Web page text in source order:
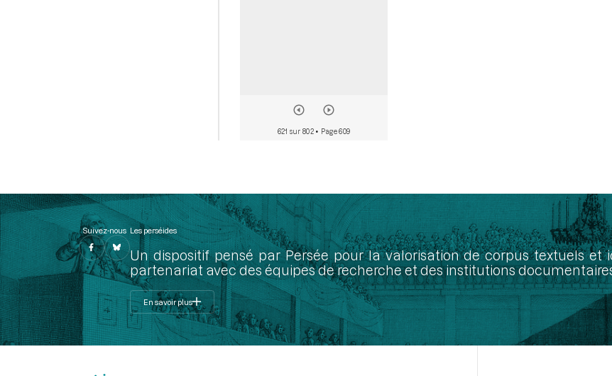
621 sur 802• Page 609
Suivez-nous Les perséides
Un dispositif pensé par Persée pour la valorisation de corpus textuels et
partenariat avec des équipes de recherche et des institutions
En savoir plus